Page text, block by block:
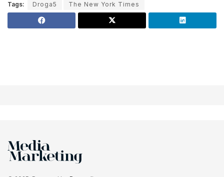
Tags: Droga5 The New York Times